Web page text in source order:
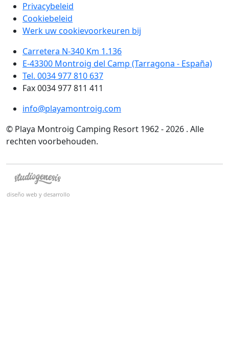
Privacybeleid
Cookiebeleid
Werk uw cookievoorkeuren bij
Carretera N-340 Km 1.136
E-43300 Montroig del Camp (Tarragona - España)
Tel. 0034 977 810 637
Fax 0034 977 811 411
info@playamontroig.com
© Playa Montroig Camping Resort 1962 - 2026 . Alle
rechten voorbehouden.